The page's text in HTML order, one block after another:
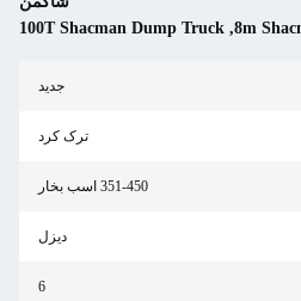
8m
,
100T Shacman Dump Truck
جدید
ترک کرد
351-450 اسب بخار
دیزل
6